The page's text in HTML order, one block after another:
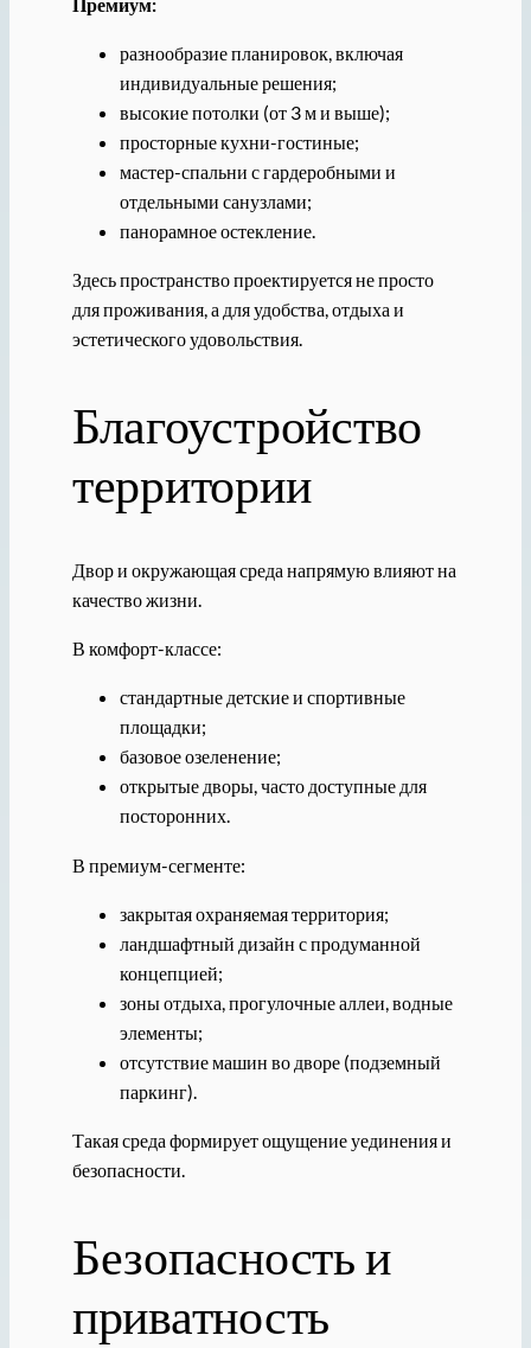
разнообразие планировок, включая
индивидуальные решения;
высокие потолки (от 3 м и выше);
просторные кухни-гостиные;
мастер-спальни с гардеробными и
отдельными санузлами;
панорамное остекление.
Здесь пространство проектируется не просто
для проживания, а для удобства, отдыха и
эстетического удовольствия.
Благоустройство
территории
Двор и окружающая среда напрямую влияют на
качество жизни.
В комфорт-классе:
стандартные детские и спортивные
площадки;
базовое озеленение;
открытые дворы, часто доступные для
посторонних.
В премиум-сегменте:
закрытая охраняемая территория;
ландшафтный дизайн с продуманной
концепцией;
зоны отдыха, прогулочные аллеи, водные
элементы;
отсутствие машин во дворе (подземный
паркинг).
Такая среда формирует ощущение уединения и
безопасности.
Безопасность и
приватность